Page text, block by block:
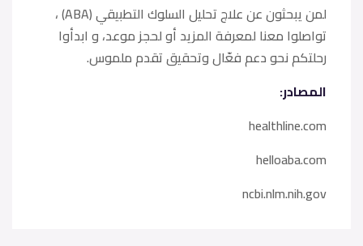
لمن يبحثون عن علاج تحليل السلوك التطبيقي (ABA) ،
تواصلوا معنا لمعرفة المزيد أو لحجز موعد، و ابدأوا
رحلتكم نحو دعم فعّال وتحقيق تقدم ملموس.
المصادر:
healthline.com
helloaba.com
ncbi.nlm.nih.gov